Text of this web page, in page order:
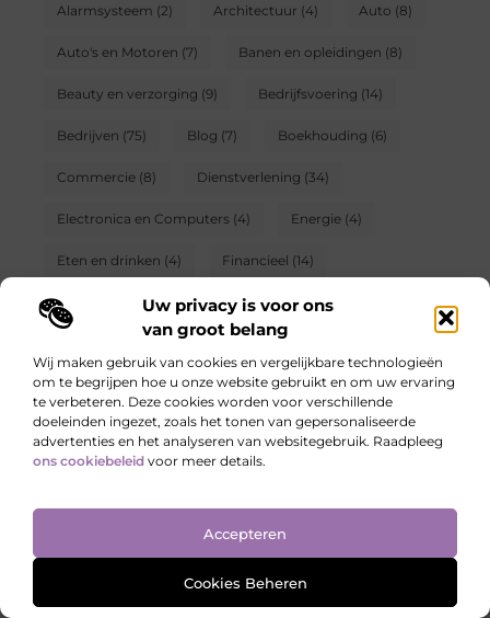
Uw privacy is voor ons
van groot belang
Wij maken gebruik van cookies en vergelijkbare technologieën
om te begrijpen hoe u onze website gebruikt en om uw ervaring
te verbeteren. Deze cookies worden voor verschillende
doeleinden ingezet, zoals het tonen van gepersonaliseerde
advertenties en het analyseren van websitegebruik. Raadpleeg
ons cookiebeleid voor meer details.
Accepteren
Cookies Beheren
Alarmsysteem (2) Architectuur (4) Auto (8)
Auto's en Motoren (7) Banen en opleidingen (8)
Beauty en verzorging (9) Bedrijfsvoering (14)
Bedrijven (75) Blog (7) Boekhouding (6)
Commercie(8) Dienstverlening (34)
Electronica en Computers(4) Energie(4)
Eten en drinken (4) Financieel (14)
Financien Gezondheid (15)
(4) Huishoudelijk
Internet marketing(3) Kinderen(2)
Management(2) Marketing(12) Meubels(10)
Mode en Kleding(15) Ondernemen
Particuliere dienstverlening(2) Rechten(3)
Verbouwen(20)